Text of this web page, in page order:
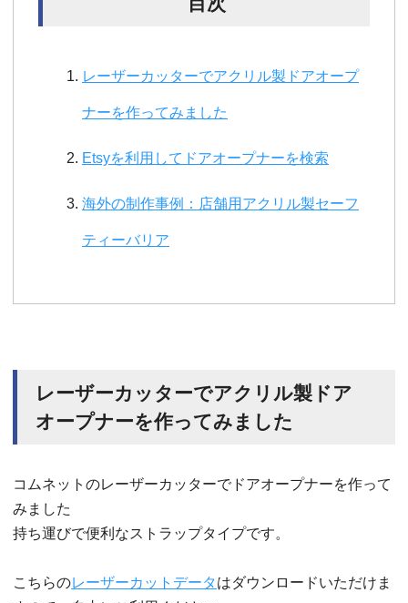
レーザーカッターでアクリル製ドアオープ
ナーを作ってみました
Etsyを利用してドアオープナーを検索
海外の制作事例：店舗用アクリル製セーフ
ティーバリア
レーザーカッターでアクリル製ドア
オープナーを作ってみました
コムネットのレーザーカッターでドアオープナーを作って
みました
持ち運びで便利なストラップタイプです。
こちらのレーザーカットデータはダウンロードいただけま